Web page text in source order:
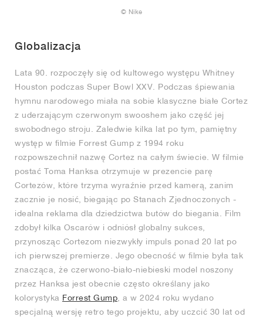
© Nike
Globalizacja
Lata 90. rozpoczęły się od kultowego występu Whitney
Houston podczas Super Bowl XXV. Podczas śpiewania
hymnu narodowego miała na sobie klasyczne białe Cortez
z uderzającym czerwonym swooshem jako część jej
swobodnego stroju. Zaledwie kilka lat po tym, pamiętny
występ w filmie Forrest Gump z 1994 roku
rozpowszechnił nazwę Cortez na całym świecie. W filmie
postać Toma Hanksa otrzymuje w prezencie parę
Cortezów, które trzyma wyraźnie przed kamerą, zanim
zacznie je nosić, biegając po Stanach Zjednoczonych -
idealna reklama dla dziedzictwa butów do biegania. Film
zdobył kilka Oscarów i odniósł globalny sukces,
przynosząc Cortezom niezwykły impuls ponad 20 lat po
ich pierwszej premierze. Jego obecność w filmie była tak
znacząca, że czerwono-biało-niebieski model noszony
przez Hanksa jest obecnie często określany jako
kolorystyka Forrest Gump , a w 2024 roku wydano
specjalną wersję retro tego projektu, aby uczcić 30 lat od